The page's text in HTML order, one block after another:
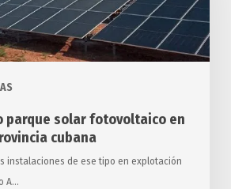
parque solar fotovoltaico en
cubana
instalaciones de ese tipo en explotación
A…